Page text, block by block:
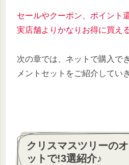
セールやクーポン、ポイント
実店舗よりかなりお得に買え
次の章では、ネットで購入で
メントセットをご紹介してい
クリスマスツリーの
ットで!3選紹介♪